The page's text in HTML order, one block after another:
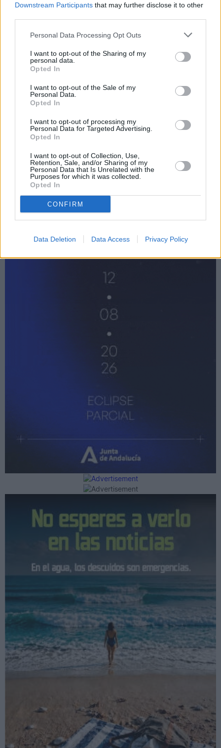
Downstream Participants that may further disclose it to other
Personal Data Processing Opt Outs
I want to opt-out of the Sharing of my
personal data.
Opted In
I want to opt-out of the Sale of my
Personal Data.
Opted In
I want to opt-out of processing my
Personal Data for Targeted Advertising.
Opted In
I want to opt-out of Collection, Use,
Retention, Sale, and/or Sharing of my
Personal Data that Is Unrelated with the
Purposes for which it was collected.
Opted In
CONFIRM
Data Deletion Data Access Privacy Policy